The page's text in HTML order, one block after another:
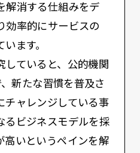
解消する仕組みをデ
効率的にサービスの
ます。
していると、公的機関
新たな習慣を普及さ
チャレンジしている事
るビジネスモデルを採
高いというペインを解